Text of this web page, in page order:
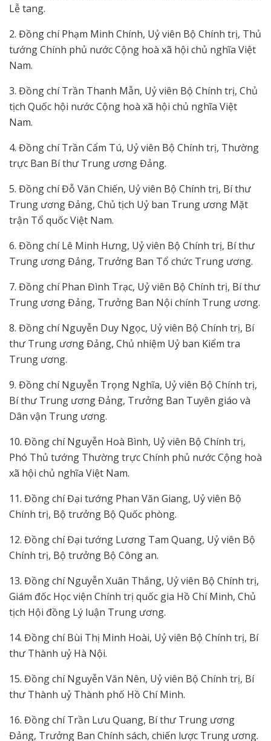
Lễ tang.
2. Đồng chí Phạm Minh Chính, Uỷ viên Bộ Chính trị, Thủ
tướng Chính phủ nước Cộng hoà xã hội chủ nghĩa Việt
Nam.
3. Đồng chí Trần Thanh Mẫn, Uỷ viên Bộ Chính trị, Chủ
tịch Quốc hội nước Cộng hoà xã hội chủ nghĩa Việt
Nam.
4. Đồng chí Trần Cẩm Tú, Uỷ viên Bộ Chính trị, Thường
trực Ban Bí thư Trung ương Đảng.
5. Đồng chí Đỗ Văn Chiến, Uỷ viên Bộ Chính trị, Bí thư
Trung ương Đảng, Chủ tịch Uỷ ban Trung ương Mặt
trận Tổ quốc Việt Nam.
6. Đồng chí Lê Minh Hưng, Uỷ viên Bộ Chính trị, Bí thư
Trung ương Đảng, Trưởng Ban Tổ chức Trung ương.
7. Đồng chí Phan Đình Trạc, Uỷ viên Bộ Chính trị, Bí thư
Trung ương Đảng, Trưởng Ban Nội chính Trung ương.
8. Đồng chí Nguyễn Duy Ngọc, Uỷ viên Bộ Chính trị, Bí
thư Trung ương Đảng, Chủ nhiệm Uỷ ban Kiểm tra
Trung ương.
9. Đồng chí Nguyễn Trọng Nghĩa, Uỷ viên Bộ Chính trị,
Bí thư Trung ương Đảng, Trưởng Ban Tuyên giáo và
Dân vận Trung ương.
10. Đồng chí Nguyễn Hoà Bình, Uỷ viên Bộ Chính trị,
Phó Thủ tướng Thường trực Chính phủ nước Cộng hoà
xã hội chủ nghĩa Việt Nam.
11. Đồng chí Đại tướng Phan Văn Giang, Uỷ viên Bộ
Chính trị, Bộ trưởng Bộ Quốc phòng.
12. Đồng chí Đại tướng Lương Tam Quang, Uỷ viên Bộ
Chính trị, Bộ trưởng Bộ Công an.
13. Đồng chí Nguyễn Xuân Thắng, Uỷ viên Bộ Chính trị,
Giám đốc Học viện Chính trị quốc gia Hồ Chí Minh, Chủ
tịch Hội đồng Lý luận Trung ương.
14. Đồng chí Bùi Thị Minh Hoài, Uỷ viên Bộ Chính trị, Bí
thư Thành uỷ Hà Nội.
15. Đồng chí Nguyễn Văn Nên, Uỷ viên Bộ Chính trị, Bí
thư Thành uỷ Thành phố Hồ Chí Minh.
16. Đồng chí Trần Lưu Quang, Bí thư Trung ương
Đảng, Trưởng Ban Chính sách, chiến lược Trung ương.